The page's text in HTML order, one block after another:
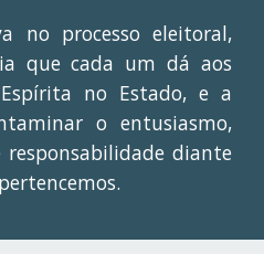
no processo eleitoral,
que cada um dá aos
no Estado, e a
o entusiasmo,
responsabilidade diante